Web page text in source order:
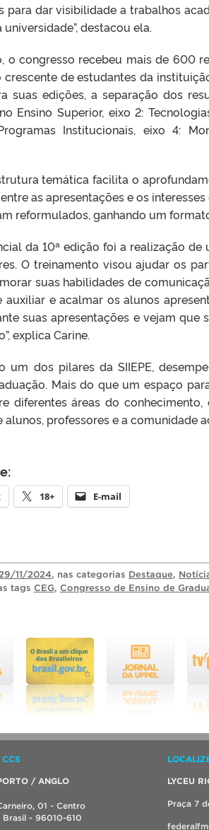
para dar visibilidade a trabalhos
destacou ela.
o congresso recebeu mais de 600
crescente de estudantes da
suas edições, a separação dos
Ensino Superior, eixo 2:
Institucionais, eixo 4:
temática facilita o
as apresentações e os
reformulados, ganhando um
da 10ª edição foi a realização
O treinamento visou ajudar os
suas habilidades de
auxiliar e acalmar os alunos
suas apresentações e vejam
explica Carine.
um dos pilares da SIIEPE,
Mais do que um espaço
diferentes áreas do
alunos, professores e a comunidade
18+ E-mail
11/2024, nas categorias Destaque,
tags CEG, Congresso de Ensino de
/ ANGLO
01 - Centro
Brasil - 96010-610
LYCEU
Praça 7